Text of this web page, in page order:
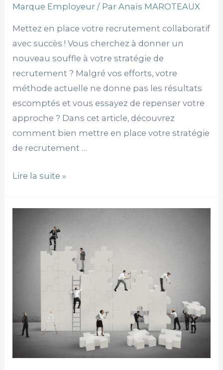
Marque Employeur / ParAnaïs MAROTEAUX
Mettez en place votre recrutement collaboratif
avec succès ! Vous cherchez à donner un
nouveau souffle à votre stratégie de
recrutement ? Malgré vos efforts, votre
méthode actuelle ne donne pas les résultats
escomptés et vous essayez de repenser votre
approche ? Dans cet article, découvrez
comment bien mettre en place votre stratégie
de recrutement …
Lire la suite »
programmes
de
collaborateurs
ambassadeurs